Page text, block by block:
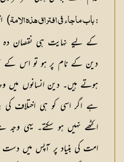
: باب ماجاء فی افتراق ہذہ الامۃ)
کے لیے نہایت ہی نقصان دہ
دین کے نام پر ہو تو اس کے
ہوتے ہیں۔ دین انسانوں میں
ہے اگر اسی کو ہی اختلاف کی
اکٹھے نہیں ہو سکتے۔ یہی
امت کی بنیاد پر آپس میں